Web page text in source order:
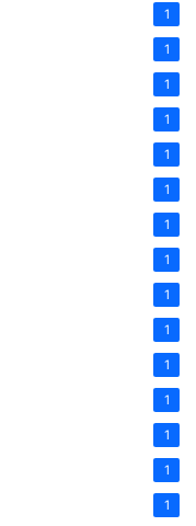
1
1
1
1
1
1
1
1
1
1
1
1
1
1
1